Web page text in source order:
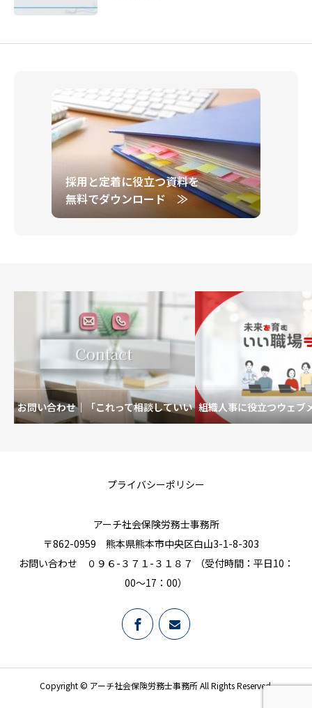
採用と定着に役立つ資料を
無料でダウンロード ≫
お問い合わせ｜「これって相談していい 組織人事に役立つウェブ
プライバシーポリシー
アーチ社会保険労務士事務所
〒862-0959 熊本県熊本市中央区白山3-1-8-303
お問い合わせ ０９６-３７１-３１８７ （受付時間：平日10：
00～17：00）
Copyright © アーチ社会保険労務士事務所 All Rights Reserved.